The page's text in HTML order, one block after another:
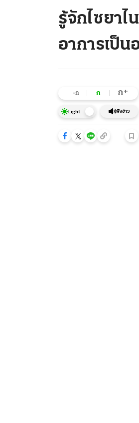
รู้จักไซยา
อาการเป็น
-ก ก ก+
Light ฟังข่าว